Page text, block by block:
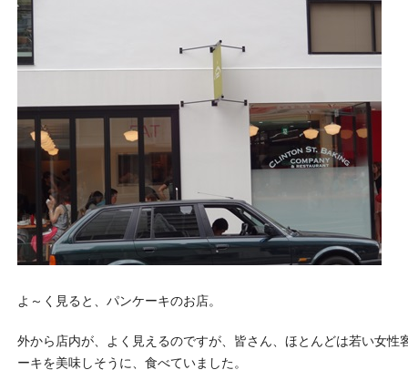
よ～く見ると、パンケーキのお店。
外から店内が、よく見えるのですが、皆さん、ほとんどは若い女性
ーキを美味しそうに、食べていました。